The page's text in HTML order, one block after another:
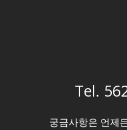
Tel.
궁금사항은 언제